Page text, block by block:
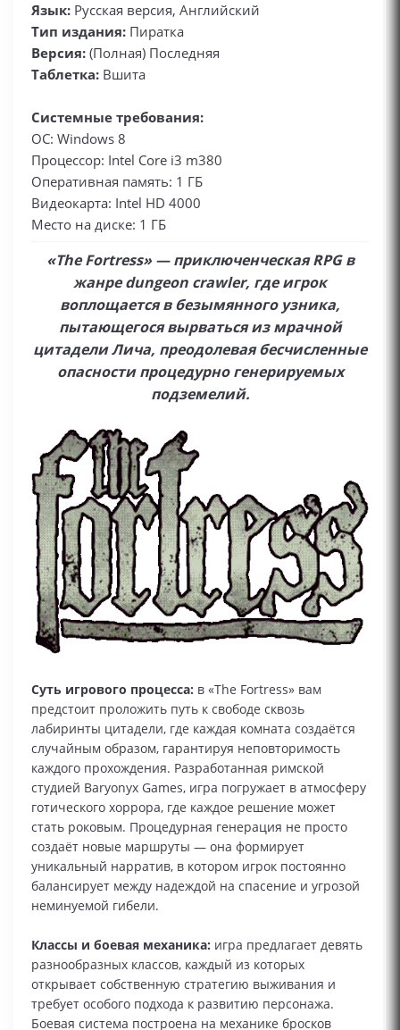
Язык: Русская версия, Английский
Тип издания: Пиратка
Версия: (Полная) Последняя
Таблетка: Вшита
Системные требования:
ОС: Windows 8
Процессор: Intel Core i3 m380
Оперативная память: 1 ГБ
Видеокарта: Intel HD 4000
Место на диске: 1 ГБ
«The Fortress» — приключенческая RPG в
жанре dungeon crawler, где игрок
воплощается в безымянного узника,
пытающегося вырваться из мрачной
цитадели Лича, преодолевая бесчисленные
опасности процедурно генерируемых
подземелий.
Суть игрового процесса: в «The Fortress» вам
предстоит проложить путь к свободе сквозь
лабиринты цитадели, где каждая комната создаётся
случайным образом, гарантируя неповторимость
каждого прохождения. Разработанная римской
студией Baryonyx Games, игра погружает в атмосферу
готического хоррора, где каждое решение может
стать роковым. Процедурная генерация не просто
создаёт новые маршруты — она формирует
уникальный нарратив, в котором игрок постоянно
балансирует между надеждой на спасение и угрозой
неминуемой гибели.
Классы и боевая механика: игра предлагает девять
разнообразных классов, каждый из которых
открывает собственную стратегию выживания и
требует особого подхода к развитию персонажа.
Боевая система построена на механике бросков